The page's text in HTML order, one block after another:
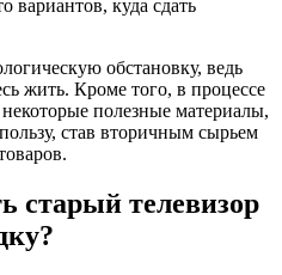
вариантов, куда сдать
обстановку, ведь
жить. Кроме того, в процессе
полезные материалы,
став вторичным сырьем
старый телевизор